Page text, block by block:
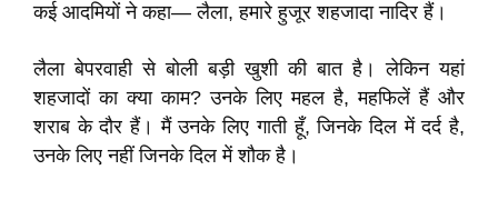
कई आदमियों ने कहा— लैला, हमारे हुजूर शहजादा नादिर हैं।
लैला बेपरवाही से बोली बड़ी खुशी की बात है। लेकिन यहां
शहजादों का क्या काम? उनके लिए महल है, महफिलें हैं और
शराब के दौर हैं। मैं उनके लिए गाती हूँ, जिनके दिल में दर्द है,
उनके लिए नहीं जिनके दिल में शौक है।